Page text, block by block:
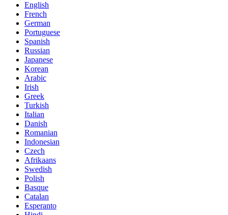
English
French
German
Portuguese
Spanish
Russian
Japanese
Korean
Arabic
Irish
Greek
Turkish
Italian
Danish
Romanian
Indonesian
Czech
Afrikaans
Swedish
Polish
Basque
Catalan
Esperanto